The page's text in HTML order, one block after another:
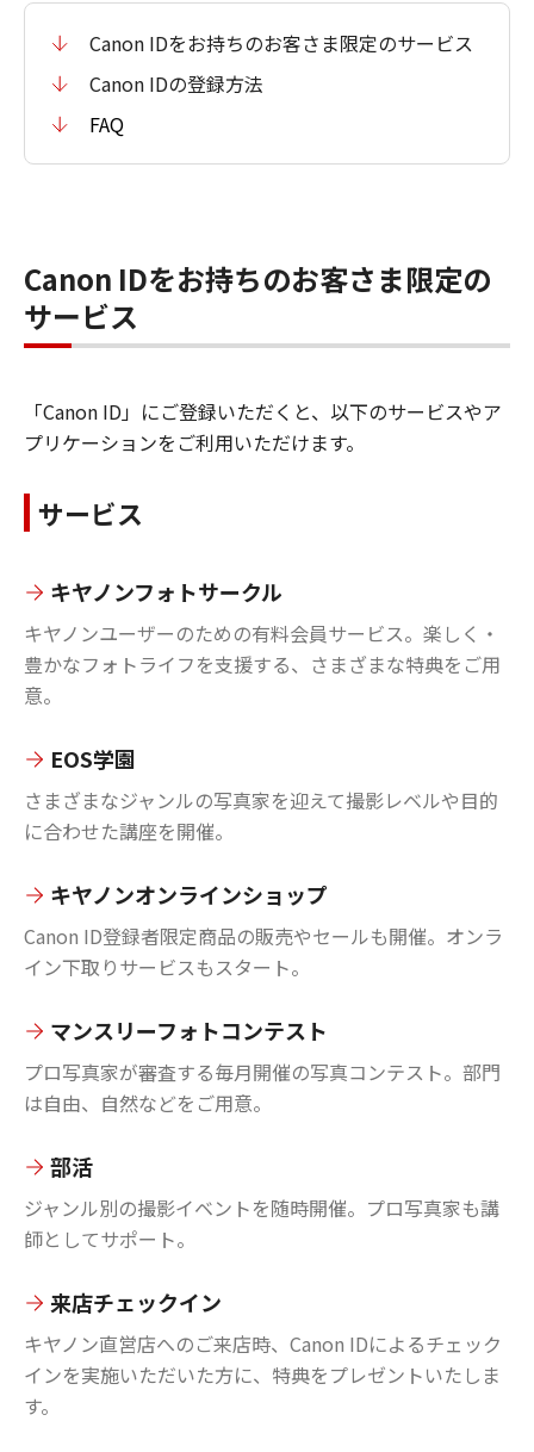
Canon IDをお持ちのお客さま限定のサービス
Canon IDの登録方法
FAQ
Canon IDをお持ちのお客さま限定の
サービス
「Canon ID」にご登録いただくと、以下のサービスやア
プリケーションをご利用いただけます。
サービス
キヤノンフォトサークル
キヤノンユーザーのための有料会員サービス。楽しく・
豊かなフォトライフを支援する、さまざまな特典をご用
意。
EOS学園
さまざまなジャンルの写真家を迎えて撮影レベルや目的
に合わせた講座を開催。
キヤノンオンラインショップ
Canon ID登録者限定商品の販売やセールも開催。オンラ
イン下取りサービスもスタート。
マンスリーフォトコンテスト
プロ写真家が審査する毎月開催の写真コンテスト。部門
は自由、自然などをご用意。
部活
ジャンル別の撮影イベントを随時開催。プロ写真家も講
師としてサポート。
来店チェックイン
キヤノン直営店へのご来店時、Canon IDによるチェック
インを実施いただいた方に、特典をプレゼントいたしま
す。